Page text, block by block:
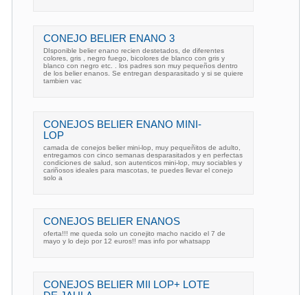
CONEJO BELIER ENANO 3
DIsponible belier enano recien destetados, de diferentes
colores, gris , negro fuego, bicolores de blanco con gris y
blanco con negro etc. . los padres son muy pequeños dentro
de los belier enanos. Se entregan desparasitado y si se quiere
tambien vac
CONEJOS BELIER ENANO MINI-
LOP
camada de conejos belier mini-lop, muy pequeñitos de adulto,
entregamos con cinco semanas desparasitados y en perfectas
condiciones de salud, son autenticos mini-lop, muy sociables y
cariñosos ideales para mascotas, te puedes llevar el conejo
solo a
CONEJOS BELIER ENANOS
oferta!!! me queda solo un conejito macho nacido el 7 de
mayo y lo dejo por 12 euros!! mas info por whatsapp
CONEJOS BELIER MII LOP+ LOTE